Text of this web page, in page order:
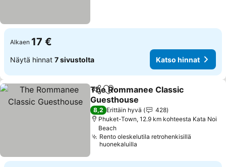
Alkaen 17 €
Näytä hinnat 7 sivustolta Katso hinnat
Jaa Lisää suosikkeihin
The Rommanee Classic
Guesthouse
8,2 Erittäin hyvä
428
Phuket-Town, 12.9 km kohteesta Kata Noi
Beach
Rento oleskelutila retrohenkisillä
huonekaluilla